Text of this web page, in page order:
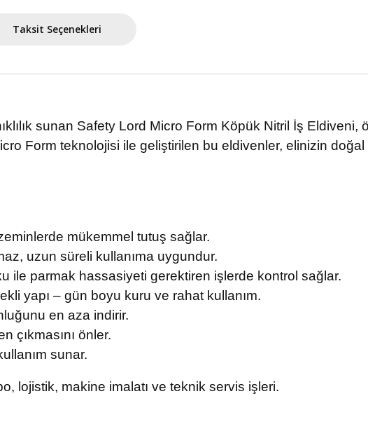
Taksit Seçenekleri
sunan Safety Lord Micro Form Köpük Nitril İş Eldiveni,
Form teknolojisi ile geliştirilen bu eldivenler, elinizin
mükemmel tutuş sağlar.
uzun süreli kullanıma uygundur.
ile parmak hassasiyeti gerektiren işlerde kontrol sağlar.
yapı – gün boyu kuru ve rahat kullanım.
en aza indirir.
çıkmasını önler.
sunar.
lojistik, makine imalatı ve teknik servis işleri.